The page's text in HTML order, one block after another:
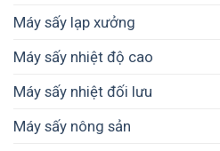
Máy sấy lạp xưởng
Máy sấy nhiệt độ cao
Máy sấy nhiệt đối lưu
Máy sấy nông sản